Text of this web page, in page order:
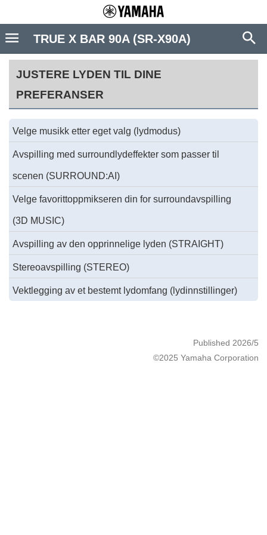
JUSTERE LYDEN TIL DINE
PREFERANSER
Velge musikk etter eget valg (lydmodus)
Avspilling med surroundlydeffekter som passer til
scenen (SURROUND:AI)
Velge favorittoppmikseren din for surroundavspilling
(3D MUSIC)
Avspilling av den opprinnelige lyden (STRAIGHT)
Stereoavspilling (STEREO)
Vektlegging av et bestemt lydomfang (lydinnstillinger)
Published 2026/5
©2025 Yamaha Corporation
TRUE X BAR 90A (SR-X90A)